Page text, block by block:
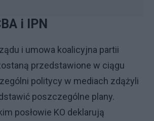
i IPN
i umowa koalicyjna partii
przedstawione w ciągu
politycy w mediach zdążyli
poszczególne plany.
posłowie KO deklarują